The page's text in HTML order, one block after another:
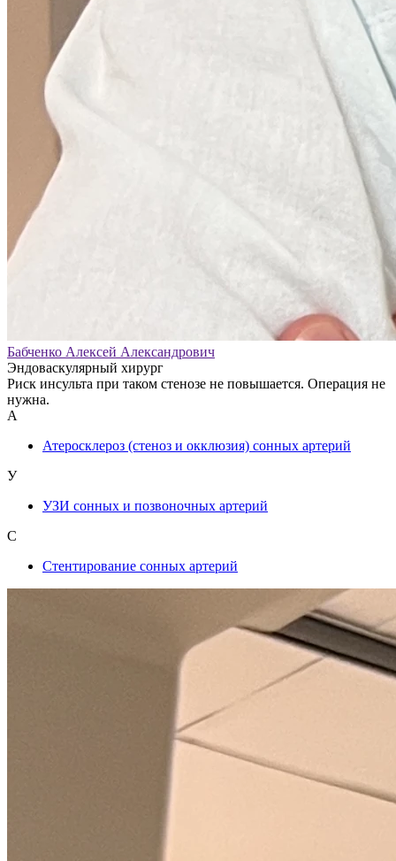
Бабченко Алексей Александрович
Эндоваскулярный хирург
Риск инсульта при таком стенозе не повышается. Операция не
нужна.
А
Атеросклероз (стеноз и окклюзия) сонных артерий
У
УЗИ сонных и позвоночных артерий
С
Стентирование сонных артерий